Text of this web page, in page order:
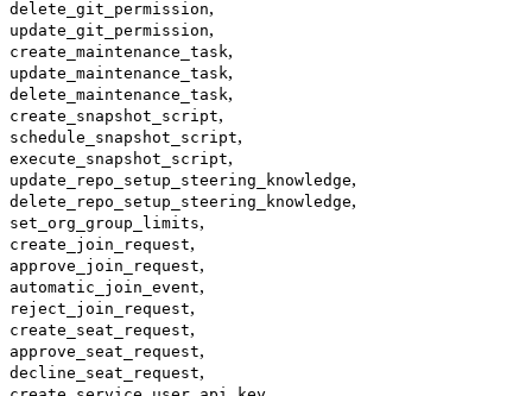
delete_git_permission,
update_git_permission,
create_maintenance_task,
update_maintenance_task,
delete_maintenance_task,
create_snapshot_script,
schedule_snapshot_script,
execute_snapshot_script,
update_repo_setup_steering_knowledge,
delete_repo_setup_steering_knowledge,
set_org_group_limits,
create_join_request,
approve_join_request,
automatic_join_event,
reject_join_request,
create_seat_request,
approve_seat_request,
decline_seat_request,